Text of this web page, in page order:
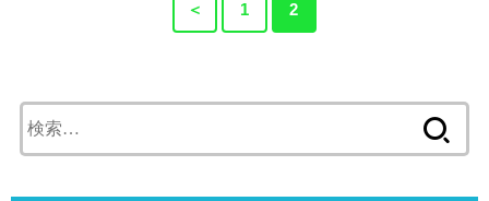
＜ 1 2
索: